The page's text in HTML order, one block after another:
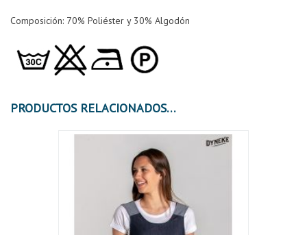
Composición: 70% Poliéster y 30% Algodón
PRODUCTOS RELACIONADOS